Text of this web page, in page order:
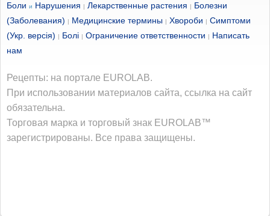
Боли и Нарушения | Лекарственные растения | Болезни
(Заболевания) | Медицинские термины | Хвороби | Симптоми
(Укр. версія) | Болі | Ограничение ответственности | Написать
нам
Рецепты: на портале EUROLAB.
При использовании материалов сайта, ссылка на сайт
обязательна.
Торговая марка и торговый знак EUROLAB™
зарегистрированы. Все права защищены.